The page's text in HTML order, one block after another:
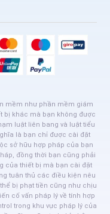
mềm như phần mềm giám
bị khác mà bạn không được
luật liên bang và luật tiểu
là bạn chỉ được cài đặt
sở hữu hợp pháp của bạn
đồng thời bạn cũng phải
của thiết bị mà bạn cài đặt
tuân thủ các điều kiện nêu
bị phạt tiền cũng như chịu
cố vấn pháp lý về tính hợp
trong khu vực pháp lý của